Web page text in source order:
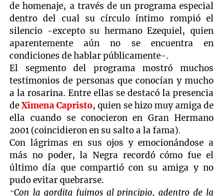
de homenaje, a través de un programa especial
dentro del cual su círculo íntimo rompió el
silencio -excepto su hermano Ezequiel, quien
aparentemente aún no se encuentra en
condiciones de hablar públicamente-.
El segmento del programa mostró muchos
testimonios de personas que conocían y mucho
a la rosarina. Entre ellas se destacó la presencia
deXimena Capristo, quien se hizo muy amiga de
ella cuando se conocieron en Gran Hermano
2001 (coincidieron en su salto a la fama).
Con lágrimas en sus ojos y emocionándose a
más no poder, la Negra recordó cómo fue el
último día que compartió con su amiga y no
pudo evitar quebrarse.
“Con la gordita fuimos al principio, adentro de la